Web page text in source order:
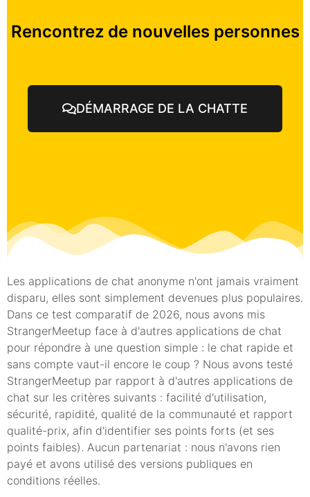
Rencontrez de nouvelles personnes
DÉMARRAGE DE LA CHATTE
Les applications de chat anonyme n'ont jamais vraiment
disparu, elles sont simplement devenues plus populaires.
Dans ce test comparatif de 2026, nous avons mis
StrangerMeetup face à d'autres applications de chat
pour répondre à une question simple : le chat rapide et
sans compte vaut-il encore le coup ? Nous avons testé
StrangerMeetup par rapport à d'autres applications de
chat sur les critères suivants : facilité d'utilisation,
sécurité, rapidité, qualité de la communauté et rapport
qualité-prix, afin d'identifier ses points forts (et ses
points faibles). Aucun partenariat : nous n'avons rien
payé et avons utilisé des versions publiques en
conditions réelles.